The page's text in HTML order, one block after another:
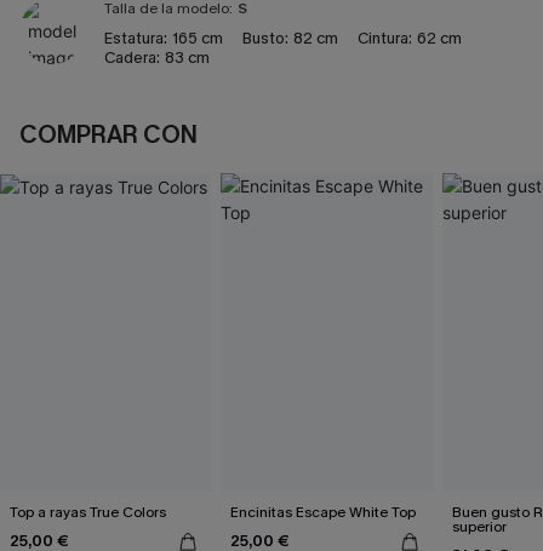
Talla de la modelo: S
Estatura: 165 cm Busto: 82 cm Cintura: 62 cm
Cadera: 83 cm
COMPRAR CON
Top a rayas True Colors
25,00 €
Encinitas Escape White Top
25,00 €
Buen gusto
superior